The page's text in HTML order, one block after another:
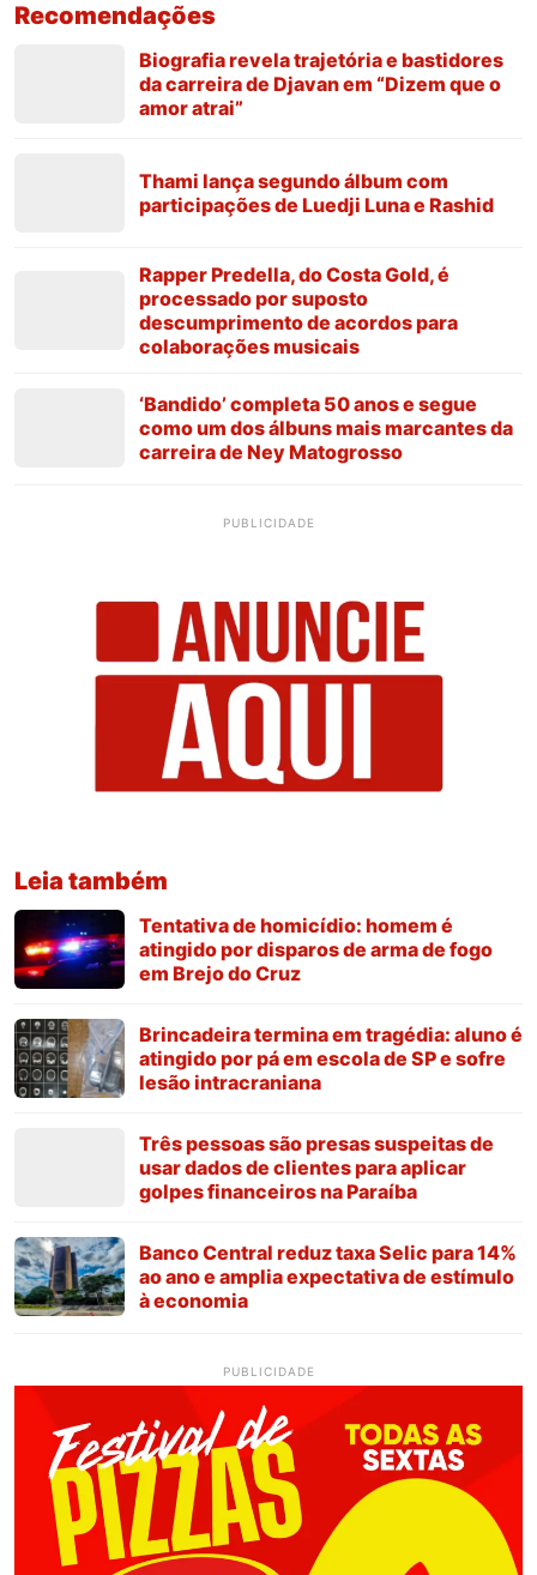
Recomendações
Biografia revela trajetória e bastidores
da carreira de Djavan em “Dizem que o
amor atrai”
Thami lança segundo álbum com
participações de Luedji Luna e Rashid
Rapper Predella, do Costa Gold, é
processado por suposto
descumprimento de acordos para
colaborações musicais
‘Bandido’ completa 50 anos e segue
como um dos álbuns mais marcantes da
carreira de Ney Matogrosso
PUBLICIDADE
Leia também
Tentativa de homicídio: homem é
atingido por disparos de arma de fogo
em Brejo do Cruz
Brincadeira termina em tragédia: aluno é
atingido por pá em escola de SP e sofre
lesão intracraniana
Três pessoas são presas suspeitas de
usar dados de clientes para aplicar
golpes financeiros na Paraíba
Banco Central reduz taxa Selic para 14%
ao ano e amplia expectativa de estímulo
à economia
PUBLICIDADE